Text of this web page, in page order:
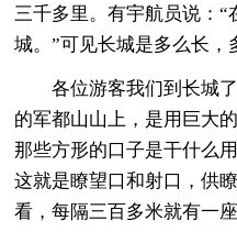
三千多里。有宇航员说：
城。”可见长城是多么长，
各位游客我们到长城了
的军都山山上，是用巨大
那些方形的口子是干什么
这就是瞭望口和射口，供
看，每隔三百多米就有一